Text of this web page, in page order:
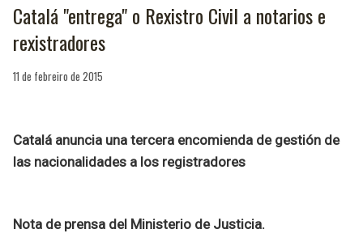
Catalá "entrega" o Rexistro Civil a notarios e
rexistradores
11 de febreiro de 2015
Catalá anuncia una tercera encomienda de gestión de
las nacionalidades a los registradores
Nota de prensa del Ministerio de Justicia.